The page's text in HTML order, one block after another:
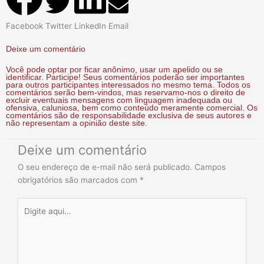
Facebook Twitter LinkedIn Email
Deixe um comentário
Você pode optar por ficar anônimo, usar um apelido ou se
identificar. Participe! Seus comentários poderão ser importantes
para outros participantes interessados no mesmo tema. Todos os
comentários serão bem-vindos, mas reservamo-nos o direito de
excluir eventuais mensagens com linguagem inadequada ou
ofensiva, caluniosa, bem como conteúdo meramente comercial. Os
comentários são de responsabilidade exclusiva de seus autores e
não representam a opinião deste site.
Deixe um comentário
O seu endereço de e-mail não será publicado. Campos
obrigatórios são marcados com *
aqui...